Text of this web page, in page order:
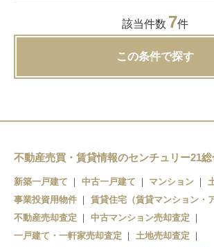
該当件数 7件
この条件で探す
不動産売買・賃貸情報のセンチュリー21総
新築一戸建て 中古一戸建て マンション
事業投資用物件
賃貸住宅（賃貸マンション・
不動産売却査定
中古マンション売却査定
一戸建て・一軒家売却査定
土地売却査定